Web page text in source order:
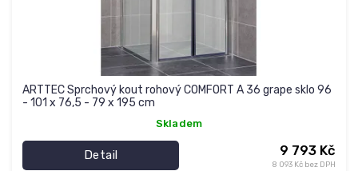
ARTTEC Sprchový kout rohový COMFORT A 36 grape sklo 96
- 101 x 76,5 - 79 x 195 cm
Skladem
8 093 Kč bez DPH
9 793 Kč
Detail